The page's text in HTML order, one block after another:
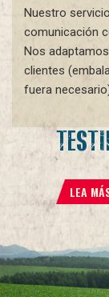
Nuestro
comunicación
Nos
clientes
fuera
LEA